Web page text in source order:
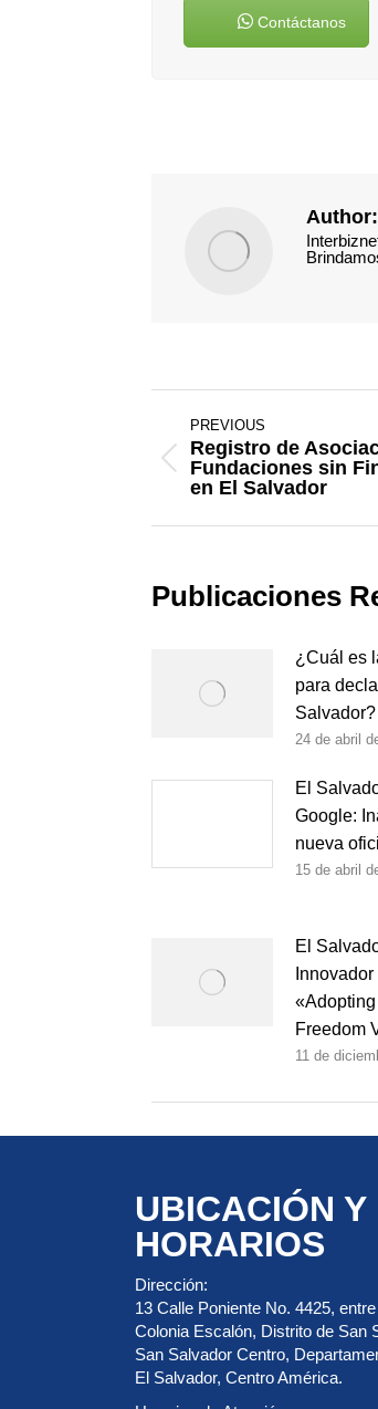
Contáctanos
Author:
navigation
PREVIOUS
Previous
post:
Registro de
Fundaciones sin
en El Salvador
Publicaciones
¿Cuál es
para
Salvador?
24 de abril
El
Google:
nueva
15 de abril
El
Freedom
11 de
UBICACIÓN Y
HORARIOS
Dirección:
13 Calle Poniente No. 4425,
Colonia Escalón, Distrito de San
San Salvador Centro,
El Salvador, Centro América.